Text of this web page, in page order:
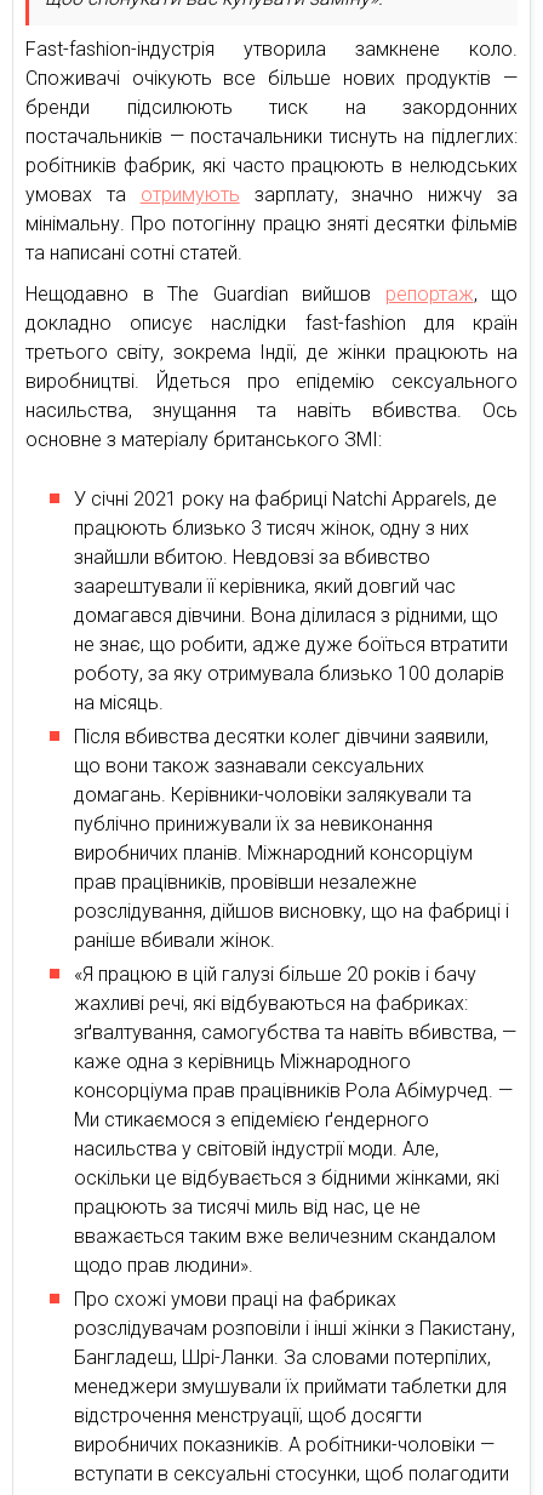
Fast-fashion-індустрія утворила замкнене коло.
Споживачі очікують все більше нових продуктів —
бренди підсилюють тиск на закордонних
постачальників — постачальники тиснуть на підлеглих:
робітників фабрик, які часто працюють в нелюдських
умовах та отримують зарплату, значно нижчу за
мінімальну. Про потогінну працю зняті десятки фільмів
та написані сотні статей.
Нещодавно в The Guardian вийшов репортаж, що
докладно описує наслідки fast-fashion для країн
третього світу, зокрема Індії, де жінки працюють на
виробництві. Йдеться про епідемію сексуального
насильства, знущання та навіть вбивства. Ось
основне з матеріалу британського ЗМІ:
У січні 2021 року на фабриці Natchi Apparels, де
працюють близько 3 тисяч жінок, одну з них
знайшли вбитою. Невдовзі за вбивство
заарештували її керівника, який довгий час
домагався дівчини. Вона ділилася з рідними, що
не знає, що робити, адже дуже боїться втратити
роботу, за яку отримувала близько 100 доларів
на місяць.
Після вбивства десятки колег дівчини заявили,
що вони також зазнавали сексуальних
домагань. Керівники-чоловіки залякували та
публічно принижували їх за невиконання
виробничих планів. Міжнародний консорціум
прав працівників, провівши незалежне
розслідування, дійшов висновку, що на фабриці і
раніше вбивали жінок.
«Я працюю в цій галузі більше 20 років і бачу
жахливі речі, які відбуваються на фабриках:
зґвалтування, самогубства та навіть вбивства, —
каже одна з керівниць Міжнародного
консорціума прав працівників Рола Абімурчед. —
Ми стикаємося з епідемією ґендерного
насильства у світовій індустрії моди. Але,
оскільки це відбувається з бідними жінками, які
працюють за тисячі миль від нас, це не
вважається таким вже величезним скандалом
щодо прав людини».
Про схожі умови праці на фабриках
розслідувачам розповіли і інші жінки з Пакистану,
Бангладеш, Шрі-Ланки. За словами потерпілих,
менеджери змушували їх приймати таблетки для
відстрочення менструації, щоб досягти
виробничих показників. А робітники-чоловіки —
вступати в сексуальні стосунки, щоб полагодити